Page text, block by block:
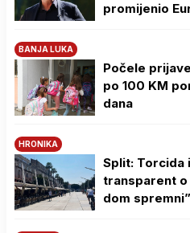
promijenio
BANJA LUKA
Počele
po 100 KM
dana
HRONIKA
Split: Torcida
transparent o
dom spremni”